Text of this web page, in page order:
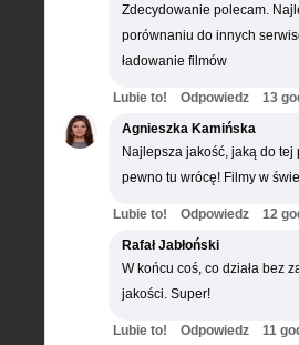
Zdecydowanie polecam.
porównaniu do innych
ładowanie filmów
Lubie to! Odpowiedz
13
Agnieszka Kamińska
Najlepsza jakość, jaką do tej
pewno tu wrócę! Filmy w
Lubie to! Odpowiedz
12
Rafał Jabłoński
W końcu coś, co działa bez
jakości. Super!
Lubie to! Odpowiedz
11